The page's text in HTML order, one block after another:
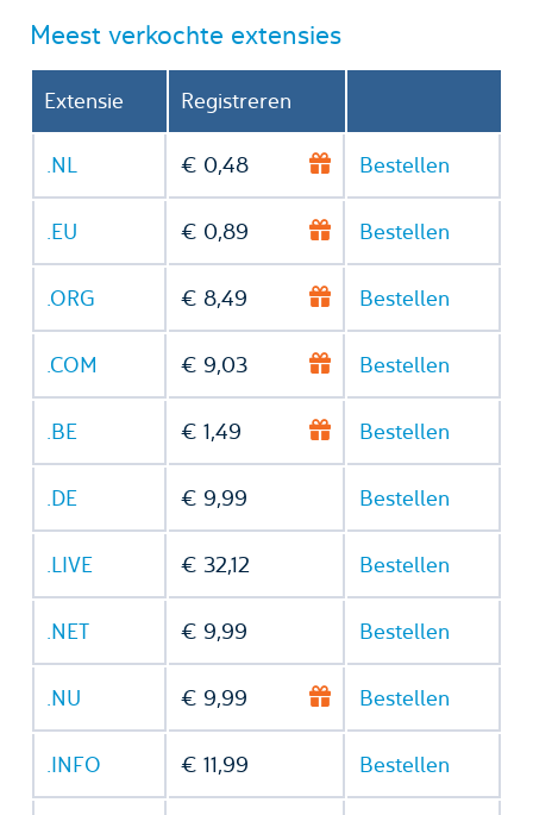
Meest verkochte extensies
Extensie Registreren
.NL € 0,48 Bestellen
.EU € 0,89 Bestellen
.ORG € 8,49 Bestellen
.COM € 9,03 Bestellen
.BE € 1,49 Bestellen
.DE € 9,99 Bestellen
.LIVE € 32,12 Bestellen
.NET € 9,99 Bestellen
.NU € 9,99 Bestellen
.INFO € 11,99 Bestellen